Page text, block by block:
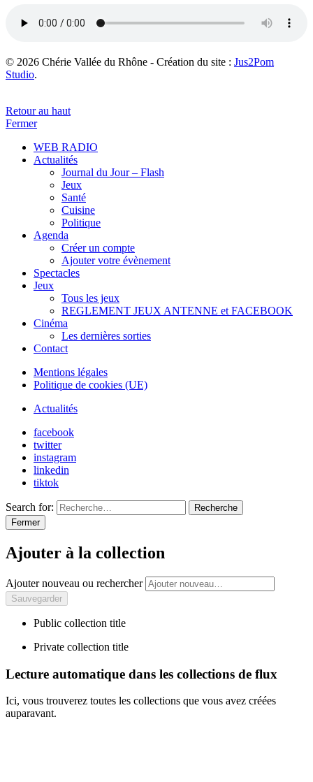
© 2026 Chérie Vallée du Rhône - Création du site : Jus2Pom
Studio.
Retour au haut
Fermer
WEB RADIO
Actualités
Journal du Jour – Flash
Jeux
Santé
Cuisine
Politique
Agenda
Créer un compte
Ajouter votre évènement
Spectacles
Jeux
Tous les jeux
REGLEMENT JEUX ANTENNE et FACEBOOK
Cinéma
Les dernières sorties
Contact
Mentions légales
Politique de cookies (UE)
Actualités
facebook
twitter
instagram
linkedin
tiktok
Search for:
Recherche
Fermer
Ajouter à la collection
Ajouter nouveau ou rechercher
Public collection title
Private collection title
Lecture automatique dans les collections de flux
Ici, vous trouverez toutes les collections que vous avez créées
auparavant.